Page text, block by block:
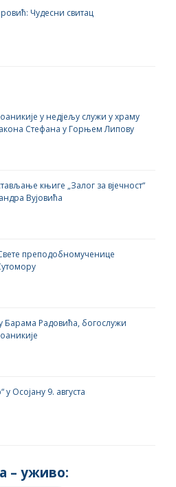
Чудесни свитац
у недјељу служи у храму
Стефана у Горњем Липову
књиге „Залог за вјечност“
Вујовића
преподобномученице
Барама Радовића, богослужи
у Осојану 9. августа
– yживо: